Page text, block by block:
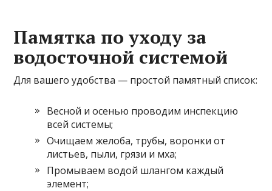
Памятка по уходу за
водосточной системой
Для вашего удобства — простой памятный список:
Весной и осенью проводим инспекцию
всей системы;
Очищаем желоба, трубы, воронки от
листьев, пыли, грязи и мха;
Промываем водой шлангом каждый
элемент;